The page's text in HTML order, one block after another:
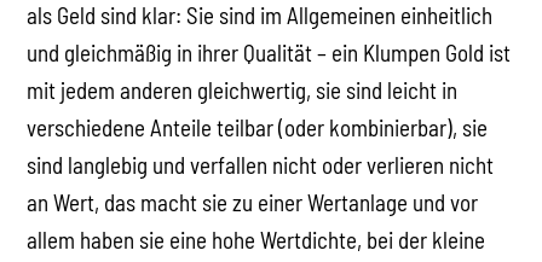
als Geld sind klar: Sie sind im Allgemeinen einheitlich
und gleichmäßig in ihrer Qualität – ein Klumpen Gold ist
mit jedem anderen gleichwertig, sie sind leicht in
verschiedene Anteile teilbar (oder kombinierbar), sie
sind langlebig und verfallen nicht oder verlieren nicht
an Wert, das macht sie zu einer Wertanlage und vor
allem haben sie eine hohe Wertdichte, bei der kleine